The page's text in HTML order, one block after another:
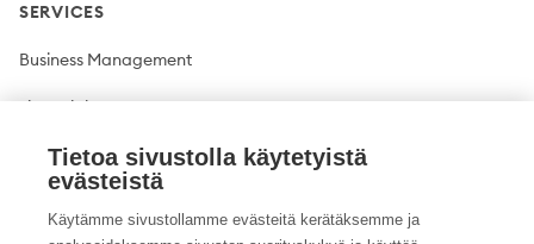
SERVICES
Business Management
Financial Management
Plant production
Tietoa sivustolla käytetyistä
evästeistä
Käytämme sivustollamme evästeitä kerätäksemme ja